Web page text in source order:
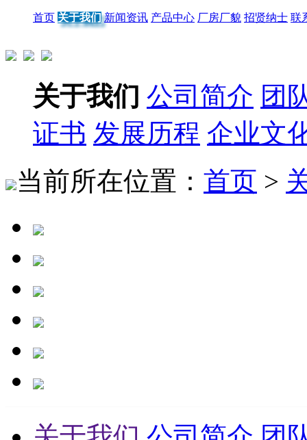
首页 关于我们 新闻资讯 产品中心 厂房厂貌 招贤纳士 联
关于我们 公司简介 团
证书 发展历程 企业文
当前所在位置： 首页 >